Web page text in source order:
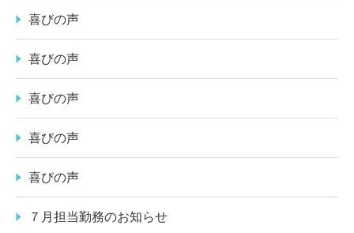
喜びの声
喜びの声
喜びの声
喜びの声
喜びの声
７月担当勤務のお知らせ